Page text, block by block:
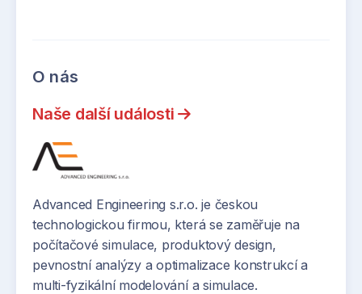
O nás
Naše další události
Advanced Engineering s.r.o. je českou
technologickou firmou, která se zaměřuje na
počítačové simulace, produktový design,
pevnostní analýzy a optimalizace konstrukcí a
multi-fyzikální modelování a simulace.